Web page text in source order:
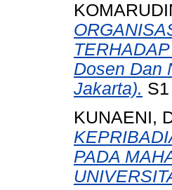
Dosen Dan
Jakarta).
KUNAENI,
PADA